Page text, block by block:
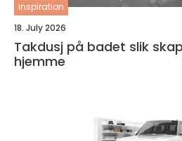
inspiration
18. July 2026
Takdusj på badet slik skaper du spafølelse
hjemme